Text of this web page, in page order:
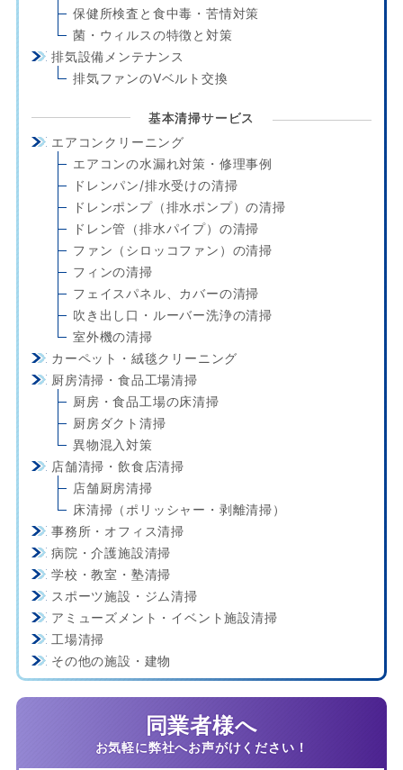
保健所検査と食中毒・苦情対策
菌・ウィルスの特徴と対策
排気設備メンテナンス
排気ファンのVベルト交換
基本清掃サービス
エアコンクリーニング
エアコンの水漏れ対策・修理事例
ドレンパン/排水受けの清掃
ドレンポンプ（排水ポンプ）の清掃
ドレン管（排水パイプ）の清掃
ファン（シロッコファン）の清掃
フィンの清掃
フェイスパネル、カバーの清掃
吹き出し口・ルーバー洗浄の清掃
室外機の清掃
カーペット・絨毯クリーニング
厨房清掃・食品工場清掃
厨房・食品工場の床清掃
厨房ダクト清掃
異物混入対策
店舗清掃・飲食店清掃
店舗厨房清掃
床清掃（ポリッシャー・剥離清掃）
事務所・オフィス清掃
病院・介護施設清掃
学校・教室・塾清掃
スポーツ施設・ジム清掃
アミューズメント・イベント施設清掃
工場清掃
その他の施設・建物
同業者様へ